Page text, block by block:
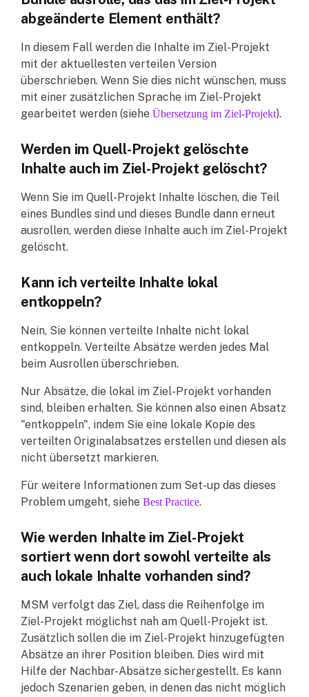
abgeänderte Element enthält?
In diesem Fall werden die Inhalte im Ziel-Projekt
mit der aktuellesten verteilen Version
überschrieben. Wenn Sie dies nicht wünschen, muss
mit einer zusätzlichen Sprache im Ziel-Projekt
gearbeitet werden (siehe Übersetzung im Ziel-Projekt).
Werden im Quell-Projekt gelöschte
Inhalte auch im Ziel-Projekt gelöscht?
Wenn Sie im Quell-Projekt Inhalte löschen, die Teil
eines Bundles sind und dieses Bundle dann erneut
ausrollen, werden diese Inhalte auch im Ziel-Projekt
gelöscht.
Kann ich verteilte Inhalte lokal
entkoppeln?
Nein, Sie können verteilte Inhalte nicht lokal
entkoppeln. Verteilte Absätze werden jedes Mal
beim Ausrollen überschrieben.
Nur Absätze, die lokal im Ziel-Projekt vorhanden
sind, bleiben erhalten. Sie können also einen Absatz
"entkoppeln", indem Sie eine lokale Kopie des
verteilten Originalabsatzes erstellen und diesen als
nicht übersetzt markieren.
Für weitere Informationen zum Set-up das dieses
Problem umgeht, siehe Best Practice.
Wie werden Inhalte im Ziel-Projekt
sortiert wenn dort sowohl verteilte als
auch lokale Inhalte vorhanden sind?
MSM verfolgt das Ziel, dass die Reihenfolge im
Ziel-Projekt möglichst nah am Quell-Projekt ist.
Zusätzlich sollen die im Ziel-Projekt hinzugefügten
Absätze an ihrer Position bleiben. Dies wird mit
Hilfe der Nachbar-Absätze sichergestellt. Es kann
jedoch Szenarien geben, in denen das nicht möglich